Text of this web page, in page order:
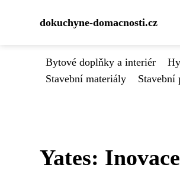
dokuchyne-domacnosti.cz
Bytové doplňky a interiér
Stavební materiály
Stavební
Yates: